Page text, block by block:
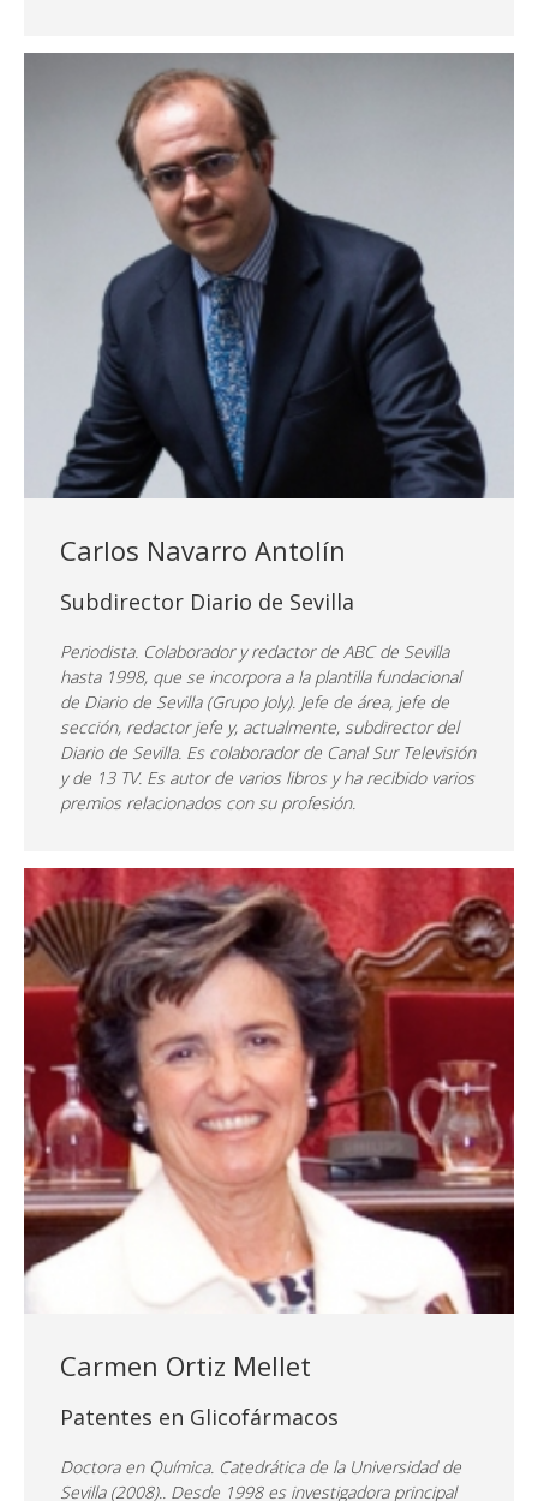
Carlos Navarro Antolín
Subdirector Diario de Sevilla
Periodista. Colaborador y redactor de ABC de Sevilla
hasta 1998, que se incorpora a la plantilla fundacional
de Diario de Sevilla (Grupo Joly). Jefe de área, jefe de
sección, redactor jefe y, actualmente, subdirector del
Diario de Sevilla. Es colaborador de Canal Sur Televisión
y de 13 TV. Es autor de varios libros y ha recibido varios
premios relacionados con su profesión.
Carmen Ortiz Mellet
Patentes en Glicofármacos
Doctora en Química. Catedrática de la Universidad de
Sevilla (2008).. Desde 1998 es investigadora principal